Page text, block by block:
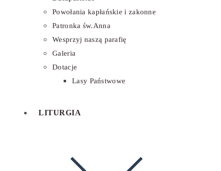
Powołania kapłańskie i zakonne
Patronka św.Anna
Wesprzyj naszą parafię
Galeria
Dotacje
Lasy Państwowe
LITURGIA